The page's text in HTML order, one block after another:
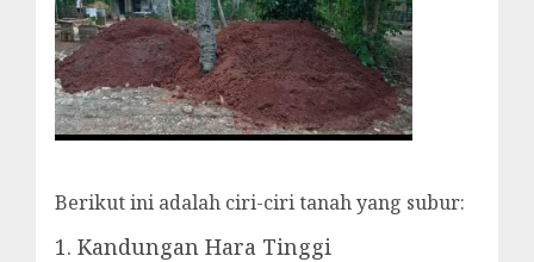
Berikut ini adalah ciri-ciri tanah yang subur:
1. Kandungan Hara Tinggi